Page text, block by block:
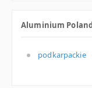
Aluminium Poland
podkarpackie